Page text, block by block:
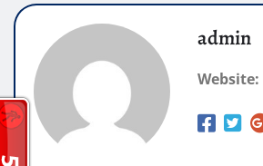
admin
Website: